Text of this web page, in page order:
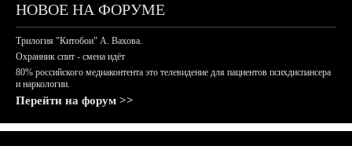
НОВОЕ НА ФОРУМЕ
Трилогия "Китобои" А. Вахова.
Охранник спит - смена идёт
80% российского медиаконтента это телевидение для пациентов психдиспансера
и наркологии.
Перейти на форум >>